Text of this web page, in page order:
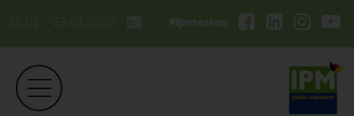
26.01. - 29.01.2027 #ipmessen